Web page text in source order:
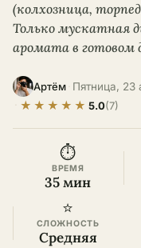
(колхозница,
Только мускатная
аромата в готовом
Артём Пятница, 23
★ ★ ★ ★ ★ 5.0(7)
⏱
ВРЕМЯ
35 мин
⭐
СЛОЖНОСТЬ
Средняя